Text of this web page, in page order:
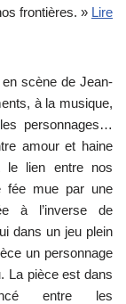
frontières. » Lire
scène de Jean-
à la musique,
personnages…
amour et haine
le lien entre nos
fée mue par une
à l’inverse de
dans un jeu plein
un personnage
La pièce est dans
entre les